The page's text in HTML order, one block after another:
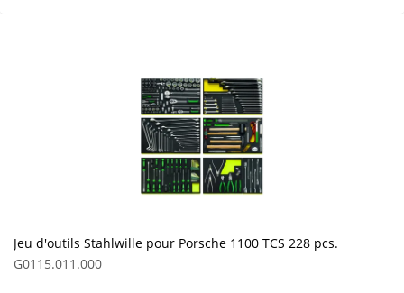
Jeu d'outils Stahlwille pour Porsche 1100 TCS 228 pcs.
G0115.011.000